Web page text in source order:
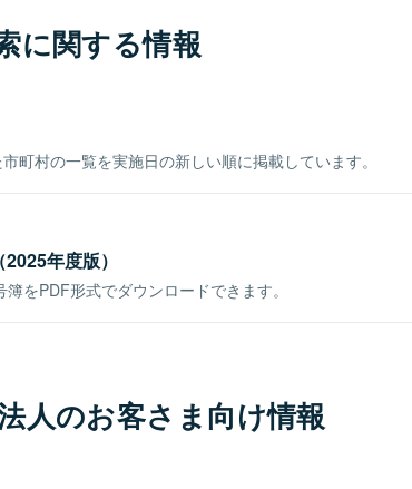
に関する情報
町村の一覧を実施日の新しい順に掲載しています。
年度版）
をPDF形式でダウンロードできます。
人のお客さま向け情報